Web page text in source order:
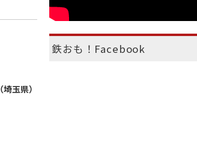
玉県）
鉄おも！Facebook